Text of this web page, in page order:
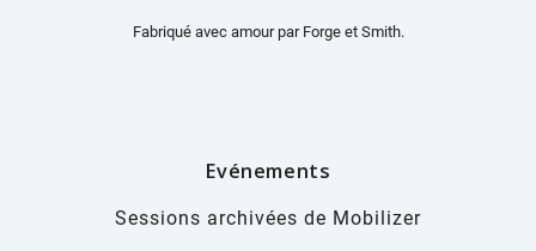
Fabriqué avec amour parForge et Smith.
Evénements
Sessions archivées de Mobilizer